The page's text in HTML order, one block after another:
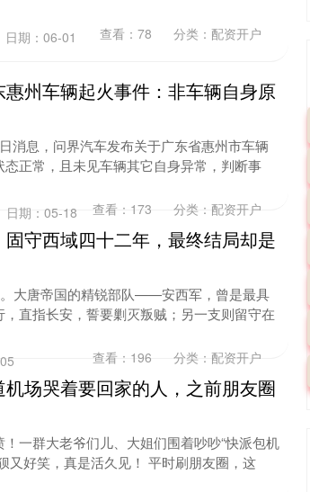
日期：06-01 查看： 78 分类： 配资开户
州车辆起火事件：非车辆自身原
消息，问界汽车发布关于广东省惠州市车辆
正常，且未见车辆其它自身异常，判断事
日期：05-18 查看： 173 分类： 配资开户
守西域四十二年，最终结局却是
大唐帝国的精锐部队——安西军，曾是最具
直指长安，誓要剿灭叛贼；另一支则留守在
查看： 196 分类： 配资开户
场哭着要回家的人，之前朋友圈
一群大老爷们儿、大姐们围着吵吵“快派包机
又好笑，真是活久见！ 平时刷朋友圈，这